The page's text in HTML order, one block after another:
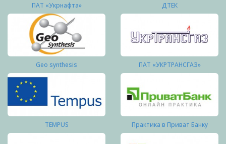
ПАТ «Укрнафта» ДТЕК
Geo synthesis ПАТ «УКРТРАНСГАЗ»
TEMPUS Практика в Приват Банку